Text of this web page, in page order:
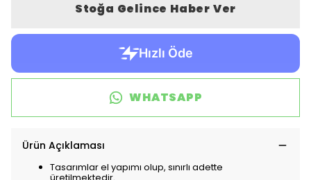
Stoğa Gelince Haber Ver
WHATSAPP
Ürün Açıklaması
Tasarımlar el yapımı olup, sınırlı adette